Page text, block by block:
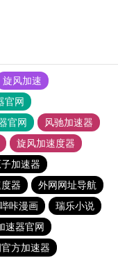
旋风加速
官网
官网
风驰加速器
旋风加速度器
子加速器
器
外网网址导航
哔咔漫画
瑞乐小说
速器官网
方加速器